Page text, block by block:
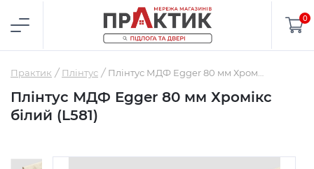
0
Практик Плінтус
Плінтус МДФ Egger 80 мм Хромікс
білий (L581)